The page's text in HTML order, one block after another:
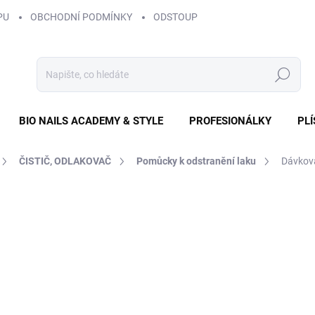
OBCHODNÍ PODMÍNKY ODSTOUPENÍ OD SMLOUVY
Hledat
BIO NAILS ACADEMY & STYLE PROFESIONÁLKY
ČISTIČ, ODLAKOVAČ Pomůcky k odstranění laku